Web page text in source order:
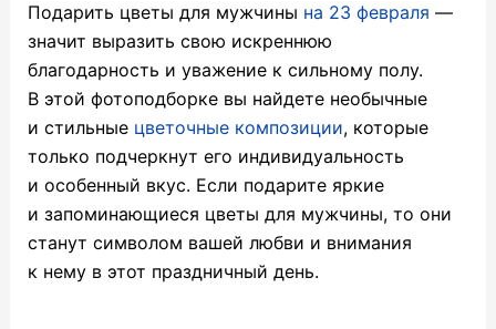
Подарить цветы для мужчины на 23 февраля —
значит выразить свою искреннюю
благодарность и уважение к сильному полу.
В этой фотоподборке вы найдете необычные
и стильные цветочные композиции, которые
только подчеркнут его индивидуальность
и особенный вкус. Если подарите яркие
и запоминающиеся цветы для мужчины, то они
станут символом вашей любви и внимания
к нему в этот праздничный день.